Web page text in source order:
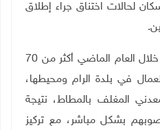
لحالات اختناق جراء إطلاق
كما سجلت محافظة القدس خلال العام الماضي أكثر من 70
في بلدة الرام ومحيطها،
المغلف بالمطاط، نتيجة
صوبهم بشكل مباشر، مع تركيز